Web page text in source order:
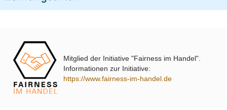
Warnblinkschalter
UVP 69,99 € *62,99 € UVP 40,98 € *36,45 €
passende Produkte
Mitglied der Initiative "Fairness im Handel".
Informationen zur Initiative:
https://www.fairness-im-handel.de